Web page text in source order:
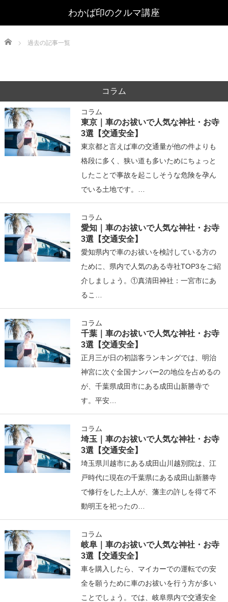
Home 過去の記事一覧
コラム
コラム
東京｜車のお祓いで人気な神社・お寺
3選【交通安全】
東京都と言えば車の交通量が他の件よりも
格段に多く、狭い道も多いためにちょっと
したことで事故を起こしそうな危険を孕ん
でいる土地です。…
コラム
愛知｜車のお祓いで人気な神社・お寺
3選【交通安全】
愛知県内で車のお祓いを検討している方の
ために、県内で人気のある寺社TOP3をご紹
介しましょう。①真清田神社：一宮市にあ
るこ…
コラム
千葉｜車のお祓いで人気な神社・お寺
3選【交通安全】
正月三が日の初詣客ランキングでは、明治
神宮に次ぐ全国ナンバー2の地位を占めるの
が、千葉県成田市にある成田山新勝寺で
す。平安…
コラム
埼玉｜車のお祓いで人気な神社・お寺
3選【交通安全】
埼玉県川越市にある成田山川越別院は、江
戸時代に現在の千葉県にある成田山新勝寺
で修行をした上人が、藩主の許しを得て不
動明王を祀ったの…
コラム
岐阜｜車のお祓いで人気な神社・お寺
3選【交通安全】
車を購入したら、マイカーでの運転での安
全を願うために車のお祓いを行う方が多い
ことでしょう。では、岐阜県内で交通安全